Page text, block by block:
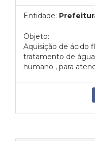
Entidade:
Objeto:
Aquisição de ácido
tratamento de
humano , para